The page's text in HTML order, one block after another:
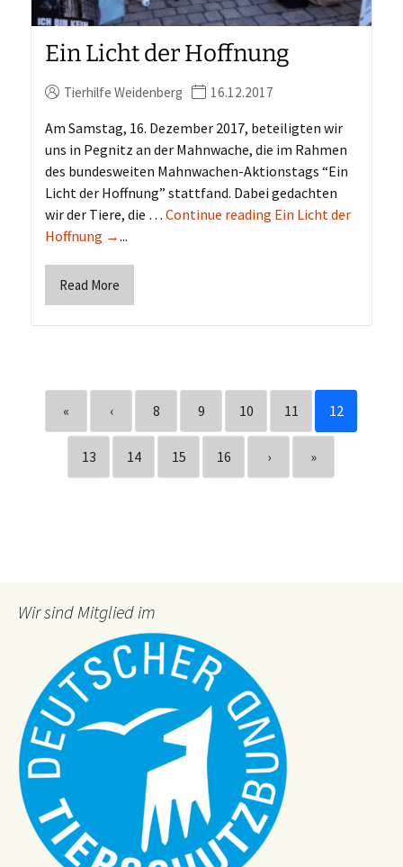
Ein Licht der Hoffnung
Tierhilfe Weidenberg 16.12.2017
Am Samstag, 16. Dezember 2017, beteiligten wir
uns in Pegnitz an der Mahnwache, die im Rahmen
des bundesweiten Mahnwachen-Aktionstags “Ein
Licht der Hoffnung” stattfand. Dabei gedachten
wir der Tiere, die … Continue reading Ein Licht der
Hoffnung →...
Read More
« ‹ 8 9 10 11 12
13 14 15 16 › »
Wir sind Mitglied im